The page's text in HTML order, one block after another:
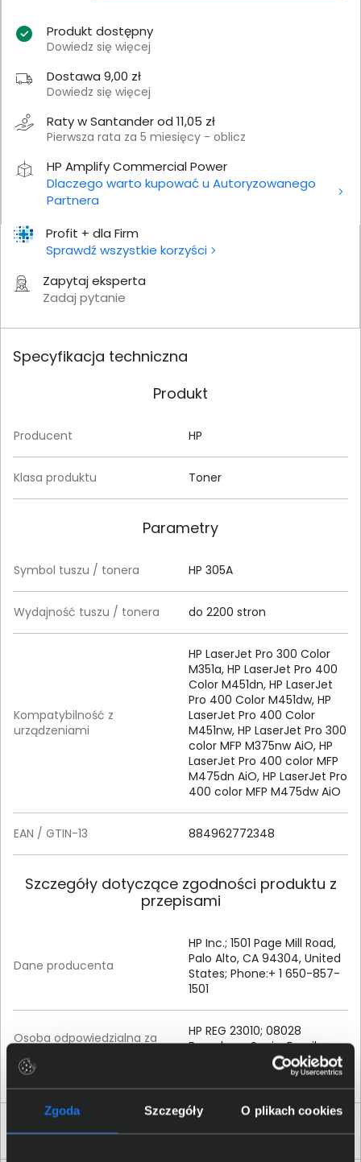
Zgoda Szczegóły O plikach cookies
Profit + dla Firm
Sprawdź wszystkie korzyści
Zapytaj eksperta
Zadaj pytanie
Produkt dostępny
Dowiedz się więcej
Dostawa 9,00 zł
Dowiedz się więcej
Raty w Santander od 11,05 zł
Pierwsza rata za 5 miesięcy - oblicz
HP Amplify Commercial Power
Dlaczego warto kupować u Autoryzowanego
Partnera
Specyfikacja techniczna
Produkt
Producent HP
Klasa produktu Toner
Parametry
Symbol tuszu / tonera HP 305A
Wydajność tuszu / tonera do 2200 stron
Kompatybilność z
urządzeniami
HP LaserJet Pro 300 Color
M351a, HP LaserJet Pro 400
Color M451dn, HP LaserJet
Pro 400 Color M451dw, HP
LaserJet Pro 400 Color
M451nw, HP LaserJet Pro 300
color MFP M375nw AiO, HP
LaserJet Pro 400 color MFP
M475dn AiO, HP LaserJet Pro
400 color MFP M475dw AiO
EAN / GTIN-13 884962772348
Szczegóły dotyczące zgodności produktu z
przepisami
Dane producenta
HP Inc.; 1501 Page Mill Road,
Palo Alto, CA 94304, United
States; Phone:+ 1 650-857-
1501
Osoba odpowiedzialna za
HP REG 23010; 08028
Barcelona, Spain; Email
reg@hp.com
Produkty podobne